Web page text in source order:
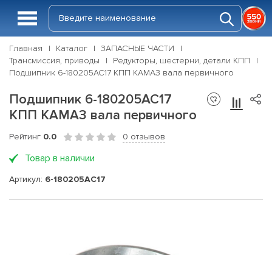
Главная Каталог
ЗАПАСНЫЕ ЧАСТИ
Трансмиссия, приводы
Редукторы, шестерни, детали КПП
Подшипник 6-180205АС17 КПП КАМАЗ вала первичного
Подшипник 6-180205АС17
КПП КАМАЗ вала первичного
Рейтинг 0.0 0 отзывов
Товар в наличии
Артикул: 6-180205АС17